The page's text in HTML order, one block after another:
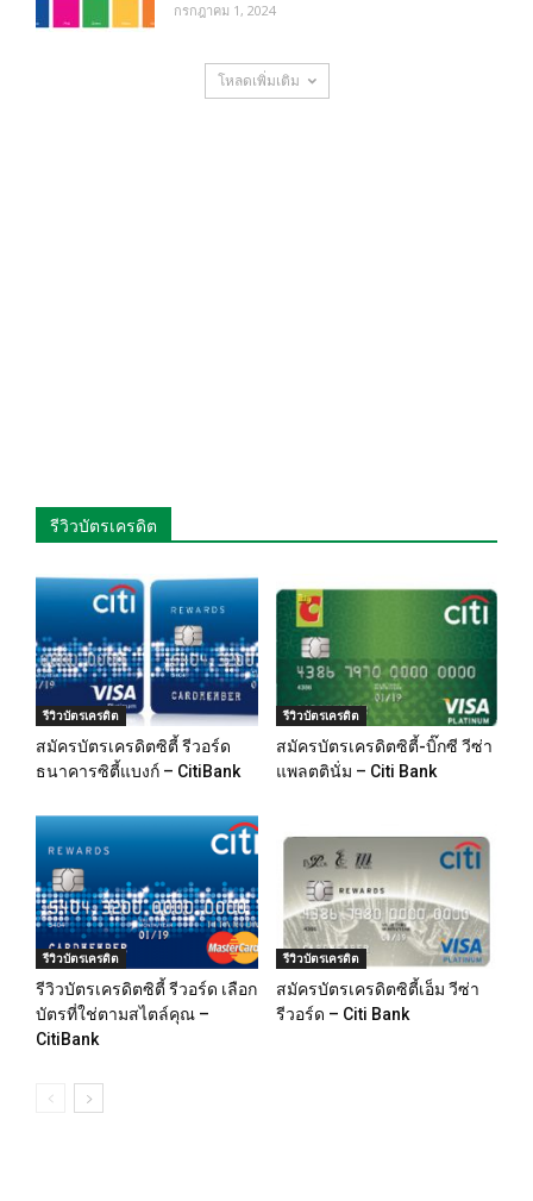
กรกฎาคม 1, 2024
โหลดเพิ่มเติม
รีวิวบัตรเครดิต
รีวิวบัตรเครดิต
สมัครบัตรเครดิตซิตี้ รีวอร์ด
ธนาคารซิตี้แบงก์ – CitiBank
รีวิวบัตรเครดิต
สมัครบัตรเครดิตซิตี้-บิ๊กซี วีซ่า
แพลตตินั่ม – Citi Bank
รีวิวบัตรเครดิต
รีวิวบัตรเครดิตซิตี้ รีวอร์ด เลือก
บัตรที่ใช่ตามสไตล์คุณ –
CitiBank
รีวิวบัตรเครดิต
สมัครบัตรเครดิตซิตี้เอ็ม วีซ่า
รีวอร์ด – Citi Bank